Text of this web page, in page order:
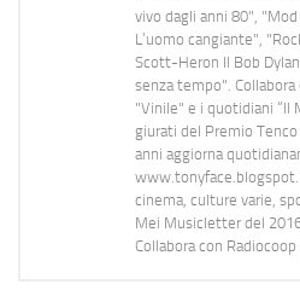
vivo dagli anni 80",
L’uomo cangiante",
Scott-Heron Il Bob
senza tempo". Collabora
"Vinile" e i quotidiani “Il
giurati del Premio
anni aggiorna
cinema, culture varie,
Mei Musicletter del
Collabora con Radiocoop